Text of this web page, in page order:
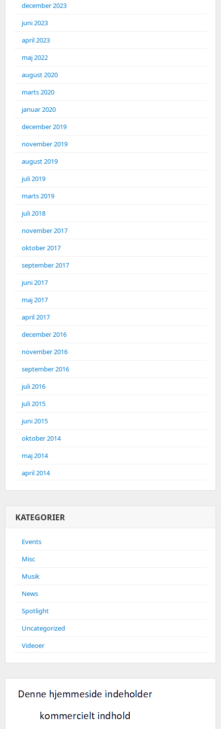
december 2023
juni 2023
april 2023
maj 2022
august 2020
marts 2020
januar 2020
december 2019
november 2019
august 2019
juli 2019
marts 2019
juli 2018
november 2017
oktober 2017
september 2017
juni 2017
maj 2017
april 2017
december 2016
november 2016
september 2016
juli 2016
juli 2015
juni 2015
oktober 2014
maj 2014
april 2014
KATEGORIER
Events
Misc
Musik
News
Spotlight
Uncategorized
Videoer